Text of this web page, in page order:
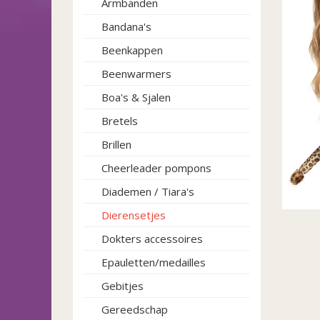
Armbanden
Bandana's
Beenkappen
Beenwarmers
Boa's & Sjalen
Bretels
Brillen
Cheerleader pompons
Diademen / Tiara's
Dierensetjes
Dokters accessoires
Epauletten/medailles
Gebitjes
Gereedschap